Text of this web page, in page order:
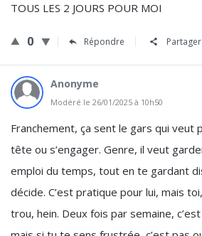
TOUS LES 2 JOURS POUR MOI
0 Répondre Partager
Anonyme
Modéré le 26/01/2025 à 10h50
Franchement, ça sent le gars qui veut
tête ou s’engager. Genre, il veut
emploi du temps, tout en te gardant
décide. C’est pratique pour lui, mais
trou, hein. Deux fois par semaine,